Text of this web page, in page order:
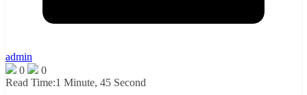
admin
0
0
Read Time:1 Minute, 45 Second